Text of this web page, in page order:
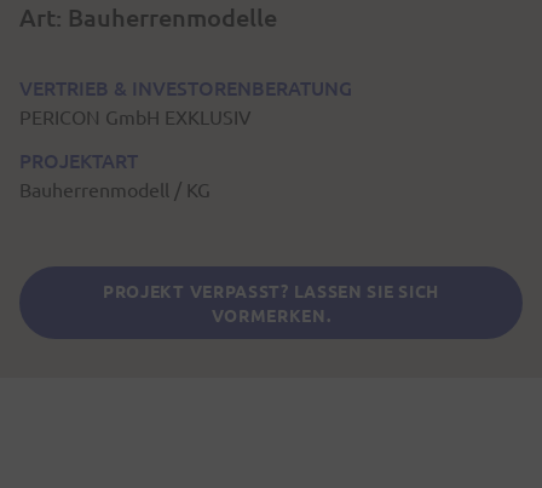
Art: Bauherrenmodelle
VERTRIEB & INVESTORENBERATUNG
PERICON GmbH EXKLUSIV
PROJEKTART
Bauherrenmodell / KG
PROJEKT VERPASST? LASSEN SIE SICH
VORMERKEN.